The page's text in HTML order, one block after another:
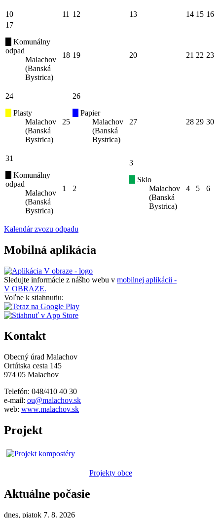
10 11 12 13 14 15 16
17
Komunálny
odpad
Malachov
(Banská
Bystrica)
18 19 20 21 22 23
24
Plasty
Malachov
(Banská
Bystrica)
25
26
Papier
Malachov
(Banská
Bystrica)
27 28 29 30
31
Komunálny
odpad
Malachov
(Banská
Bystrica)
1 2
3
Sklo
Malachov
(Banská
Bystrica)
4 5 6
Kalendár zvozu odpadu
Mobilná aplikácia
Sledujte informácie z nášho webu v mobilnej aplikácii -
V OBRAZE.
Voľne k stiahnutiu:
Kontakt
Obecný úrad Malachov
Ortútska cesta 145
974 05 Malachov
Telefón: 048/410 40 30
e-mail: ou@malachov.sk
web: www.malachov.sk
Projekt
Projekty obce
Aktuálne počasie
dnes, piatok 7. 8. 2026